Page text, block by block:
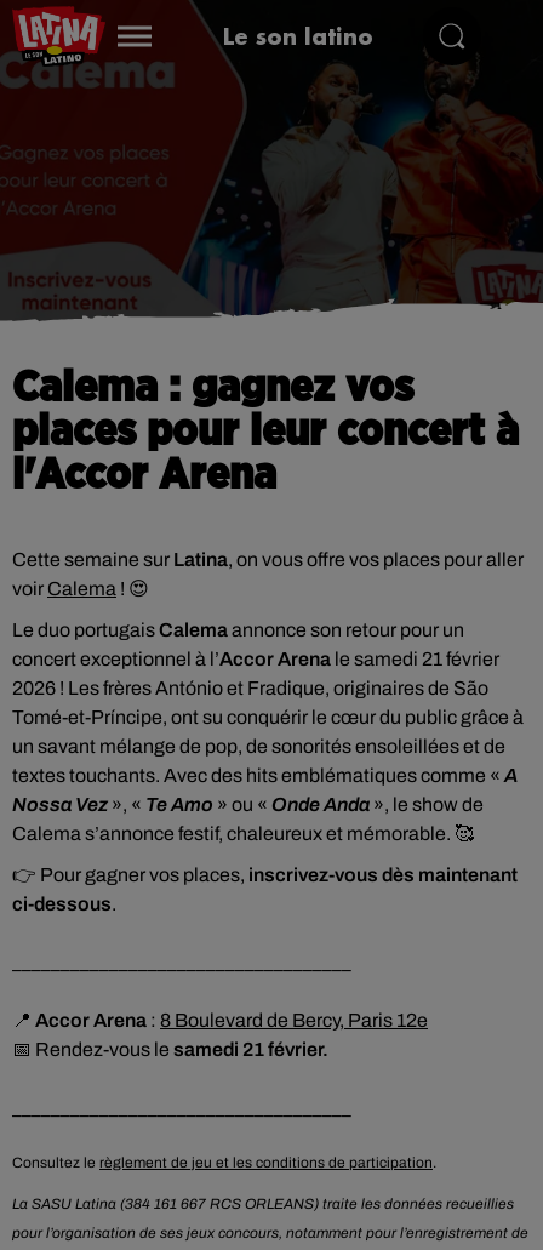
Le son latino
Calema : gagnez vos
places pour leur concert à
l'Accor Arena
Cette semaine sur Latina, on vous offre vos places pour aller
voir Calema ! 😍
Le duo portugaisCalemaannonce son retour pour un
concert exceptionnel à l’Accor Arena le samedi 21 février
2026 ! Les frères António et Fradique, originaires de São
Tomé-et-Príncipe, ont su conquérir le cœur du public grâce à
un savant mélange de pop, de sonorités ensoleillées et de
textes touchants. Avec des hits emblématiques comme « A
Nossa Vez », « Te Amo » ou « Onde Anda », le show de
Calema s’annonce festif, chaleureux et mémorable. 🥰
👉 Pour gagner vos places, inscrivez-vous dès maintenant
ci-dessous.
📍 Accor Arena : 8 Boulevard de Bercy, Paris 12e
📅 Rendez-vous le samedi 21 février.
Consultez le règlement de jeu et les conditions de participation.
La SASU Latina (384 161 667 RCS ORLEANS) traite les données recueillies
pour l’organisation de ses jeux concours, notamment pour l’enregistrement de